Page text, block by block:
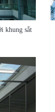
khung sắt